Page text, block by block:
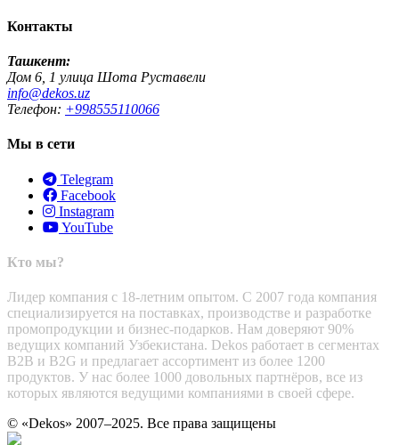
Контакты
Ташкент:
Дом 6, 1 улица Шота Руставели
info@dekos.uz
Телефон: +998555110066
Мы в сети
Telegram
Facebook
Instagram
YouTube
Кто мы?
Лидер компания с 18-летним опытом. С 2007 года компания
специализируется на поставках, производстве и разработке
промопродукции и бизнес-подарков. Нам доверяют 90%
ведущих компаний Узбекистана. Dekos работает в сегментах
B2B и B2G и предлагает ассортимент из более 1200
продуктов. У нас более 1000 довольных партнёров, все из
которых являются ведущими компаниями в своей сфере.
© «Dekos» 2007–2025. Все права защищены